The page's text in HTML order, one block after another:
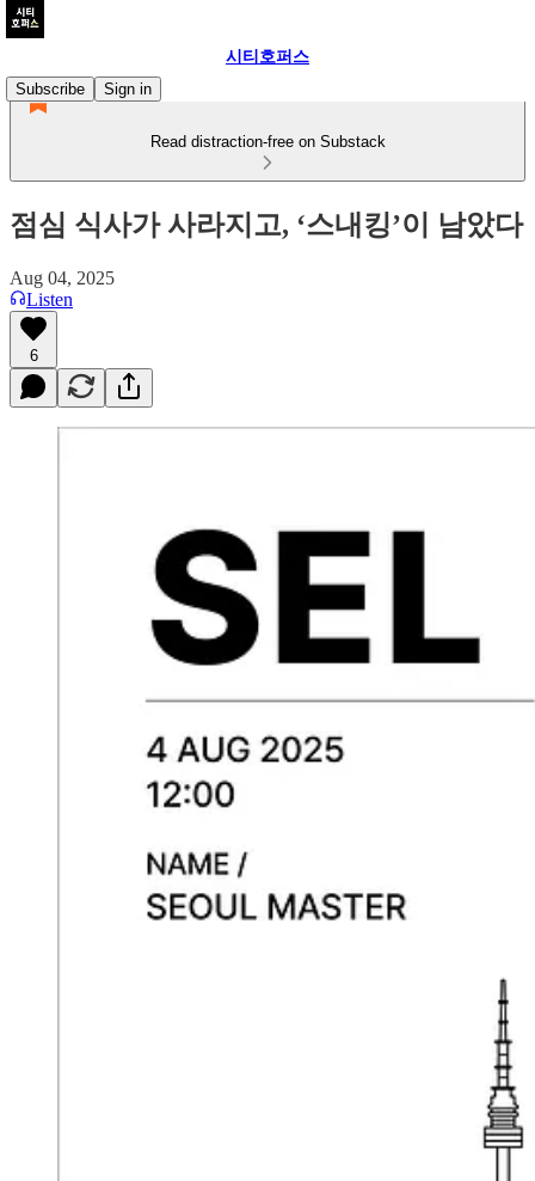
시티호퍼스
Subscribe
Sign in
Read distraction-free on Substack
점심 식사가 사라지고, ‘스내킹’이 남았다
Aug 04, 2025
Listen
6